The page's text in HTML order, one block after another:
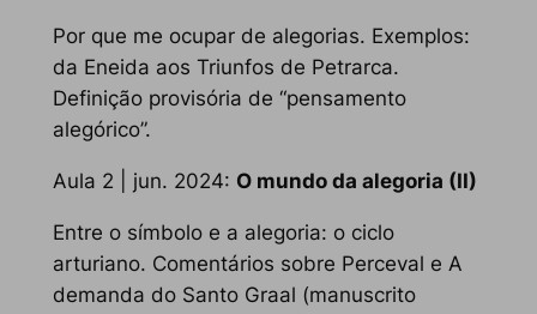
Por que me ocupar de alegorias. Exemplos:
da Eneida aos Triunfos de Petrarca.
Definição provisória de “pensamento
alegórico”.
Aula 2 | jun. 2024: O mundo da alegoria (II)
Entre o símbolo e a alegoria: o ciclo
arturiano. Comentários sobre Perceval e A
demanda do Santo Graal (manuscrito